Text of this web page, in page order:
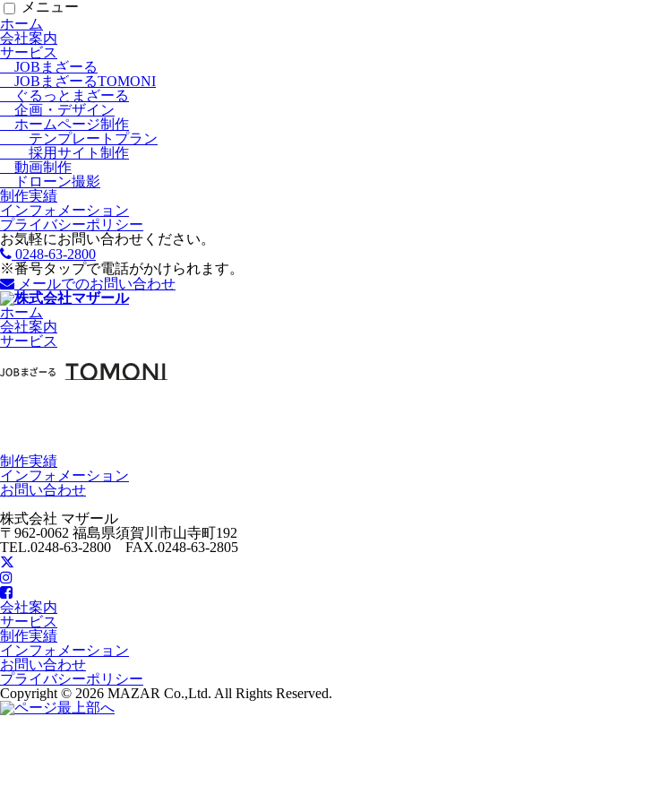
メニュー
ホーム
会社案内
サービス
JOBまざーる
JOBまざーるTOMONI
ぐるっとまざーる
企画・デザイン
ホームページ制作
テンプレートプラン
採用サイト制作
動画制作
ドローン撮影
制作実績
インフォメーション
プライバシーポリシー
お気軽にお問い合わせください。
0248-63-2800
※番号タップで電話がかけられます。
メールでのお問い合わせ
ホーム
会社案内
サービス
制作実績
インフォメーション
お問い合わせ
株式会社 マザール
〒962-0062 福島県須賀川市山寺町192
TEL.0248-63-2800 FAX.0248-63-2805
会社案内
サービス
制作実績
インフォメーション
お問い合わせ
プライバシーポリシー
Copyright © 2026 MAZAR Co.,Ltd. All Rights Reserved.